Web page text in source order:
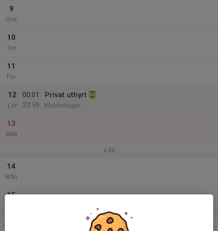
9
Ons
10
Tor
11
Fre
12
Lör
00:01
23:59
Privat uthyrt
Klubbstugan
13
Sön
v.33
14
Mån
15